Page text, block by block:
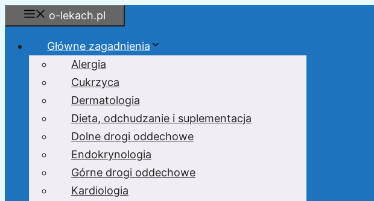
Przejdź
do
o-lekach.pl
Główne zagadnienia
Alergia
Cukrzyca
Dermatologia
Dieta, odchudzanie i suplementacja
Dolne drogi oddechowe
Endokrynologia
Górne drogi oddechowe
Kardiologia